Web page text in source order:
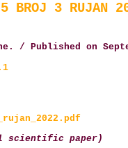
5 BROJ 3 RUJAN
/ Published on
scientific paper)